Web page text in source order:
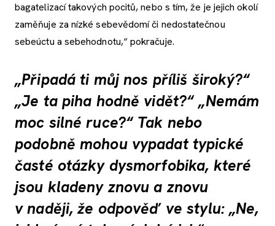
bagatelizací takových pocitů, nebo s tím, že je jejich okolí
zaměňuje za nízké sebevědomí či nedostatečnou
sebeúctu a sebehodnotu,“ pokračuje.
„Připadá ti můj nos příliš široký?“
„Je ta piha hodně vidět?“ „Nemám
moc silné ruce?“ Tak nebo
podobně mohou vypadat typické
časté otázky dysmorfobika, které
jsou kladeny znovu a znovu
v naději, že odpověď ve stylu: „Ne,